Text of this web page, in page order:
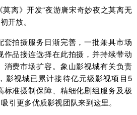
离》开发“夜游唐宋奇妙夜之莫离无
开放。
套拍摄服务日渐完善，一批兼具市场
作品接连选择在此拍摄，并持续带动
消费市场扩容。象山影视城有关负责
影视城已累计接待亿元级影视项目5
标准摄制保障、精细化剧组服务及极
引更多优质影视团队来到这里。